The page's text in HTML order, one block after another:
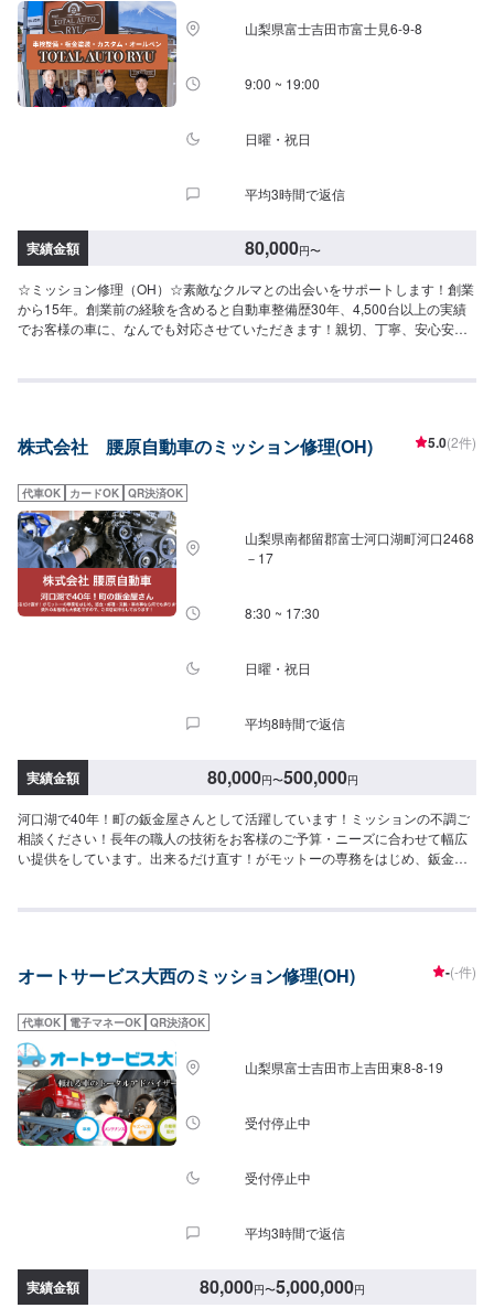
山梨県富士吉田市富士見6-9-8
9:00 ~ 19:00
日曜・祝日
平均3時間で返信
実績金額 80,000円〜
☆ミッション修理（OH）☆素敵なクルマとの出会いをサポートします！創業
から15年。創業前の経験を含めると自動車整備歴30年、4,500台以上の実績
でお客様の車に、なんでも対応させていただきます！親切、丁寧、安心安全
いただければ作業開始【4】仕上がり次第納車☆持ち込みパーツへの交換も可
は無料です。修理時は代車をご利用ください。燃料代はお客様のご負担とな
日営業時間：9:00~19:00
株式会社 腰原自動車のミッション修理(OH) 5.0(2件)
代車OK カードOK QR決済OK
山梨県南都留郡富士河口湖町河口2468
－17
8:30 ~ 17:30
日曜・祝日
平均8時間で返信
実績金額 80,000円〜500,000円
河口湖で40年！町の鈑金屋さんとして活躍しています！ミッションの不調ご
相談ください！長年の職人の技術をお客様のご予算・ニーズに合わせて幅広
い提供をしています。出来るだけ直す！がモットーの専務をはじめ、鈑金・
ーにてお問い合わせ【2】お見積り【3】お見積りにご納得いただければ作業
い。-----パーツ持ち込みについて-----パーツの持ち込み可能です。オファーに
す。お車の作業中は代車をご利用ください。※代車の燃料代はお客様にご負担
いただいております。-----ご来店時の注意、受付方法-----当工場は河口湖方面
から１３７号線御坂みち沿いになります。入庫の際はお気をつけてお越しく
ださい。駐車スペースは事務所前の空いているスペースに駐車してくださ
い。受付はスタッフへ「メンテモで予約しました」とお伝えください。ご案
内いたします。【定休日・営業時間】定休日：日曜日、祝日営業時間：
8:30~17:30
オートサービス大西のミッション修理(OH) -(-件)
代車OK 電子マネーOK QR決済OK
山梨県富士吉田市上吉田東8-8-19
受付停止中
受付停止中
平均3時間で返信
実績金額 80,000円〜5,000,000円